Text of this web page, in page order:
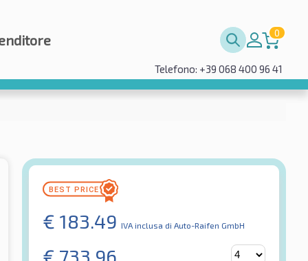
0
Telefono: +39 068 400 96 41
€ 183.49 IVA inclusa di Auto-Raifen GmbH
€ 733.96